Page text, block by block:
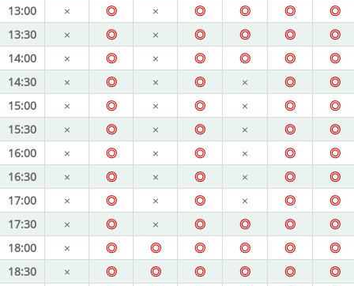
13:00
× ◎ × ◎ ◎ ◎
◎
13:30
× ◎ × ◎ ◎ ◎
◎
14:00
× ◎ × ◎ ◎ ◎
◎
14:30
× ◎ × ◎ × ◎
◎
15:00
× ◎ × ◎ × ◎
◎
15:30
× ◎ × ◎ × ◎
◎
16:00
× ◎ × ◎ × ◎
◎
16:30
× ◎ × ◎ × ◎
◎
17:00
× ◎ × ◎ × ◎
◎
17:30
× ◎ × ◎ ◎ ◎
◎
18:00
× ◎ ◎ ◎ ◎ ◎
◎
18:30
× ◎ ◎ ◎ ◎ ◎
◎